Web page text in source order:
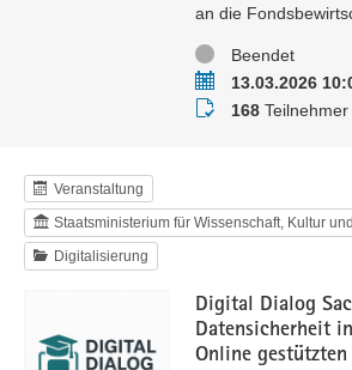
an die
StatusBeendet
Termin13.03.2026
Teilnehmer
168Teilnehmer
Veranstaltung
Staatsministerium für Wissenschaft, Kultur
Digitalisierung
Digital Dialog
Datensicherheit
Online gestützten